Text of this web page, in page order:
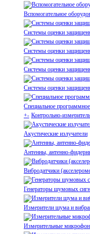
Вспомогательное
Системы оценки
Системы оценки
Системы оценки
Системы оценки
Специальное
+- Контрольно-
Акустические излучатели
Антенны, антенно-
Вибродатчики
Генераторы шумовых
Измерители шума и
Измерительные